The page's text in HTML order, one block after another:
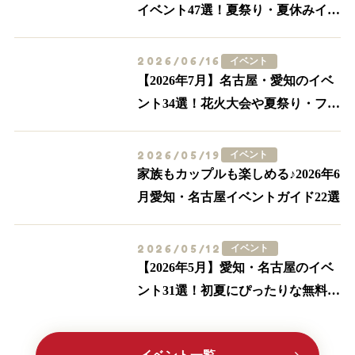
イベント47選！夏祭り・夏休みイベ
2026/06/16 イベント
【2026年7月】名古屋・愛知のイベ
ント34選！花火大会や夏祭り・フー
2026/05/19 イベント
家族もカップルも楽しめる♪2026年6
月愛知・名古屋イベントガイド22選
2026/05/12 イベント
【2026年5月】愛知・名古屋のイベ
ント31選！初夏にぴったりな無料の